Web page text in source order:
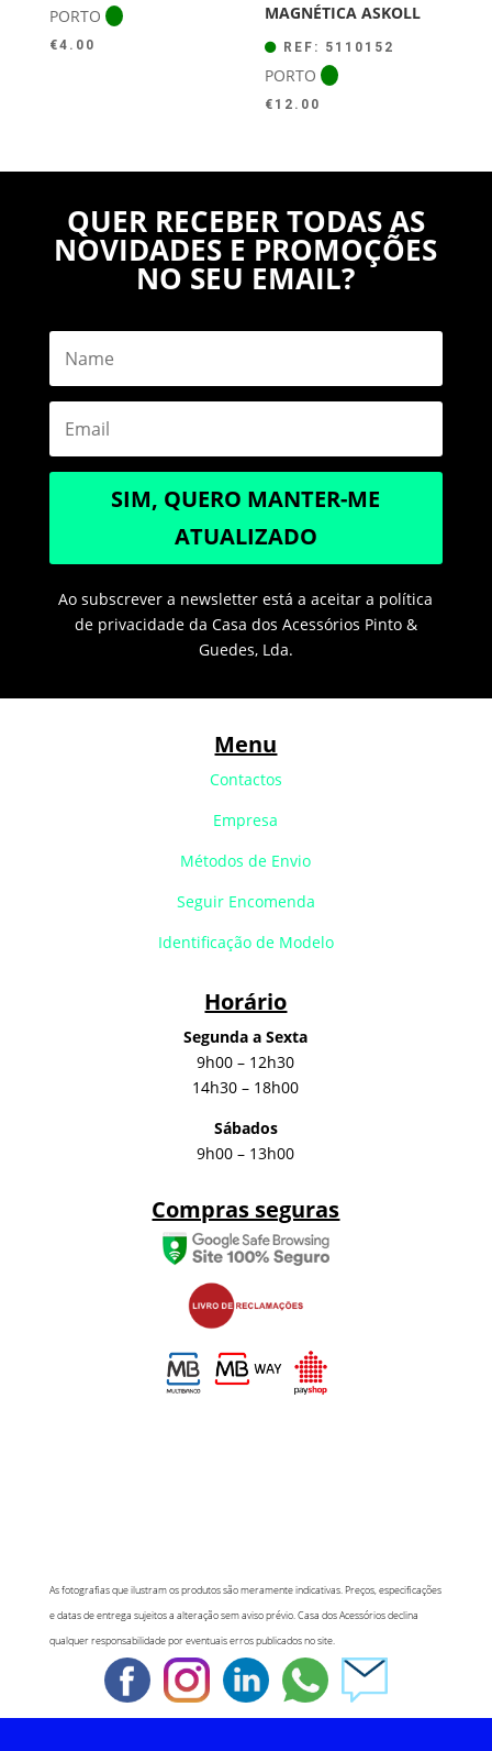
PORTO
€4.00
MAGNÉTICA ASKOLL
REF: 5110152
PORTO
€ 12.00
QUER RECEBER TODAS AS
NOVIDADES E PROMOÇÕES
NO SEU EMAIL?
SIM, QUERO MANTER-ME
ATUALIZADO
Ao subscrever a newsletter está a aceitar a política
de privacidade da Casa dos Acessórios Pinto &
Guedes, Lda.
Menu
Contactos
Empresa
Métodos de Envio
Seguir Encomenda
Identificação de Modelo
Horário
Segunda a Sexta
9h00 – 12h30
14h30 – 18h00
Sábados
9h00 – 13h00
Compras seguras
As fotografias que ilustram os produtos são meramente indicativas. Preços, especificações
e datas de entrega sujeitos a alteração sem aviso prévio. Casa dos Acessórios declina
qualquer responsabilidade por eventuais erros publicados no site.